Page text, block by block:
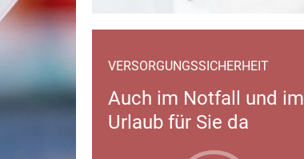
VERSORGUNGSSICHERHEIT
Auch im Notfall und im
Urlaub für Sie da